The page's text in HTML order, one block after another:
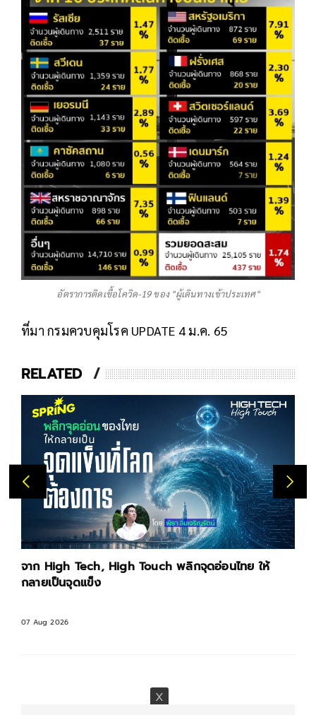
อัตราการติดเชื้อโควิด-19 ของ "ผู้เดินทางเข้าประเทศ"
ที่มา กรมควบคุมโรค UPDATE 4 ม.ค. 65
RELATED
จาก High Tech, High Touch พลิกจุดอ่อนไทย ให้
กลายเป็นจุดแข็ง
07 Aug 2026